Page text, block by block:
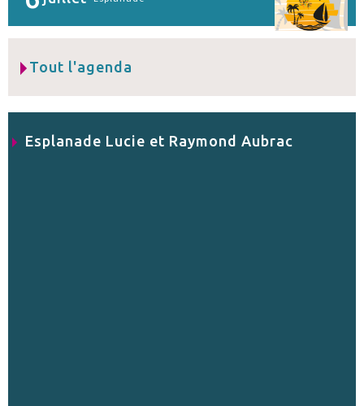
Tout l'agenda
Esplanade Lucie et Raymond Aubrac